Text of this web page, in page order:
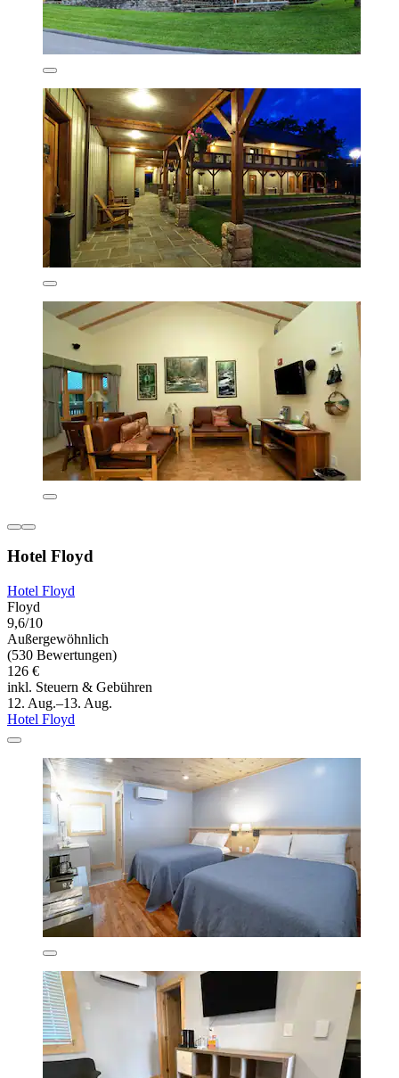
Hotel Floyd
Hotel Floyd
Floyd
9,6/10
Außergewöhnlich
(530 Bewertungen)
126 €
inkl. Steuern & Gebühren
12. Aug.–13. Aug.
Hotel Floyd